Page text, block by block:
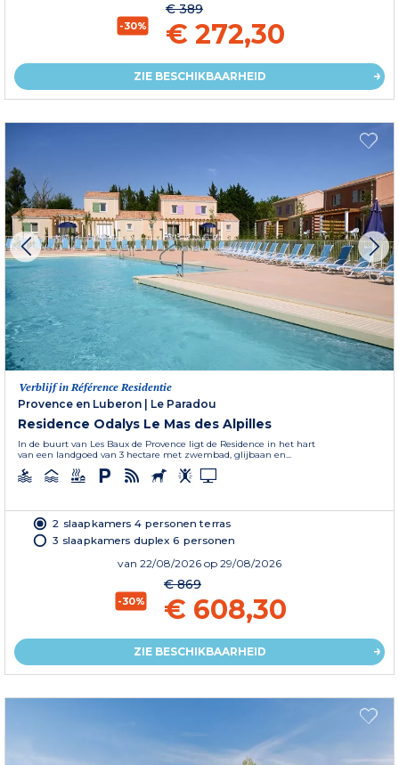
-30%
€ 389
€ 272,30
ZIE BESCHIKBAARHEID
Verblijf in Référence Residentie
Provence en Luberon | Le Paradou
Residence Odalys Le Mas des Alpilles
In de buurt van Les Baux de Provence ligt de Residence in het hart
van een landgoed van 3 hectare met zwembad, glijbaan en...
2 slaapkamers 4 personen terras
3 slaapkamers duplex 6 personen
van 22/08/2026 op 29/08/2026
-30%
€ 869
€ 608,30
ZIE BESCHIKBAARHEID